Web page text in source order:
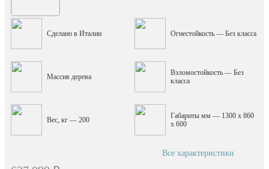
Сделано в Италии Огнестойкость — Без класса
Массив дерева
Взломостойкость — Без
класса
Вес, кг — 200
Габариты мм — 1300 x 860
x 600
Все характеристики